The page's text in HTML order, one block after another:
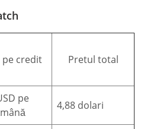
pe credit Pretul total
pe
4,88 dolari